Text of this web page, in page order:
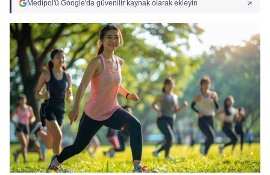
Medipol'ü Google'da güvenilir kaynak olarak ekleyin